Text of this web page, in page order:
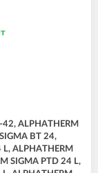
ALPHATHERM
BT 24,
ALPHATHERM
SIGMA PTD 24 L,